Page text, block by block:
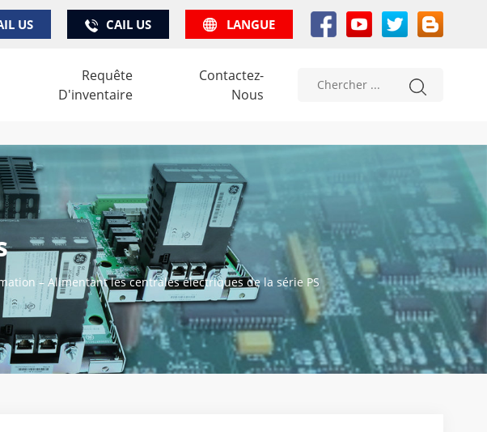
US CAIL US LANGUE
Requête
D'inventaire
Contactez-
Nous
– Alimentant les centrales électriques de la série PS